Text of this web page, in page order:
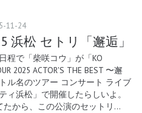
-11-24
浜松 セトリ「邂逅」
程で「柴咲コウ」が「KO
2025 ACTOR'S THE BEST 〜邂
ル名のツアー コンサート ライブ
ィ浜松」で開催したらしいよ。
たから、この公演のセットリ…